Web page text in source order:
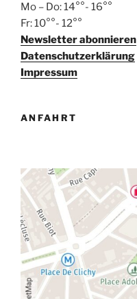
Mo – Do: 14°°- 16°°
Fr: 10°°- 12°°
Newsletter abonnieren
Datenschutzerklärung
Impressum
ANFAHRT